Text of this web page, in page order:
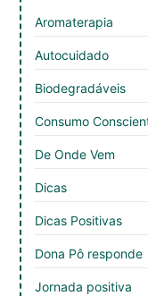
Aromaterapia
Autocuidado
Biodegradáveis
Consumo
De Onde Vem
Dicas
Dicas Positivas
Dona Pô responde
Jornada positiva